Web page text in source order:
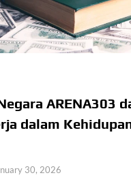
ARENA303
dalam
30, 2026